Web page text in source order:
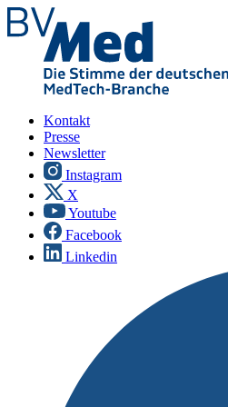
Kontakt
Presse
Newsletter
Instagram
X
Youtube
Facebook
Linkedin